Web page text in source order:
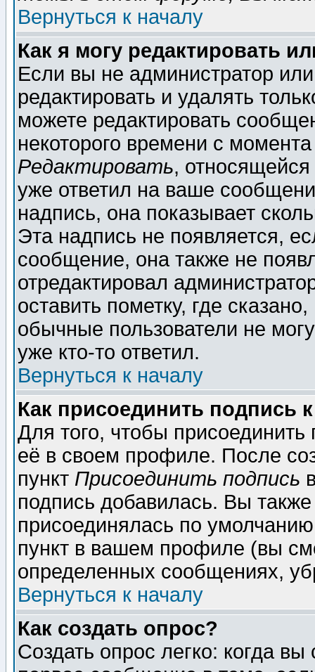
Вернуться к началу
Как я могу редактировать
Если вы не администратор
редактировать и удалять
можете редактировать
некоторого времени с
Редактировать,
уже ответил на ваше
надпись, она показывает
Эта надпись не появляется,
сообщение, она также не
отредактировал
оставить пометку, где
обычные пользователи не
уже кто-то ответил.
Вернуться к началу
Как присоединить подпись
Для того, чтобы
её в своем профиле. После
пункт Присоединить подпись
подпись добавилась. Вы
присоединялась по
пункт в вашем профиле (вы
определенных сообщениях,
Вернуться к началу
Как создать опрос?
Создать опрос легко: когда